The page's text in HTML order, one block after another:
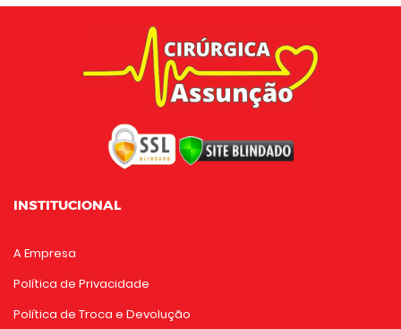
INSTITUCIONAL
A Empresa
Política de Privacidade
Política de Troca e Devolução